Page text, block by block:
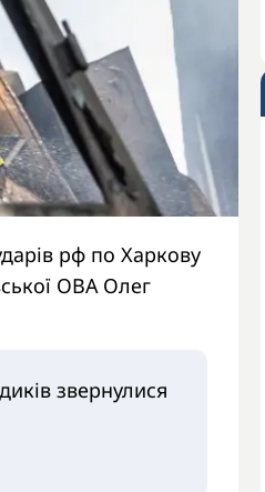
рф по Харкову
ОВА Олег
звернулися